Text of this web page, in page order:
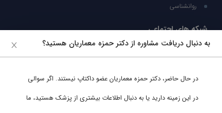
روانشناسی
شبکه های اجتماعی
ما را در شبکه های اجتماعی دنبال کنید
به دنبال دریافت مشاوره از دکتر حمزه معماریان هستید؟
در حال حاضر، دکتر حمزه معماریانعضو داکتاپ نیستند. اگر سوالی
در این زمینه دارید یا به دنبال اطلاعات بیشتری از پزشک هستید، ما